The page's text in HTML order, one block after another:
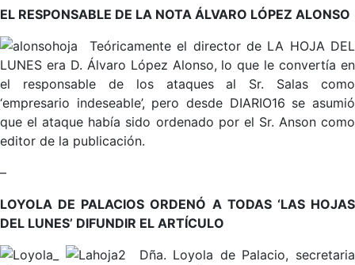
EL RESPONSABLE DE LA NOTA ÁLVARO LÓPEZ ALONSO
Teóricamente el director de LA HOJA DEL
LUNES era D. Álvaro López Alonso, lo que le convertía en
el responsable de los ataques al Sr. Salas como
‘empresario indeseable’, pero desde DIARIO16 se asumió
que el ataque había sido ordenado por el Sr. Anson como
editor de la publicación.
–
LOYOLA DE PALACIOS ORDENÓ A TODAS ‘LAS HOJAS
DEL LUNES’ DIFUNDIR EL ARTÍCULO
Dña. Loyola de Palacio, secretaria